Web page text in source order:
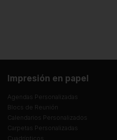
Impresión en papel
Agendas Personalizadas
Blocs de Reunión
Calendarios Personalizados
Carpetas Personalizadas
Cuadrípticos